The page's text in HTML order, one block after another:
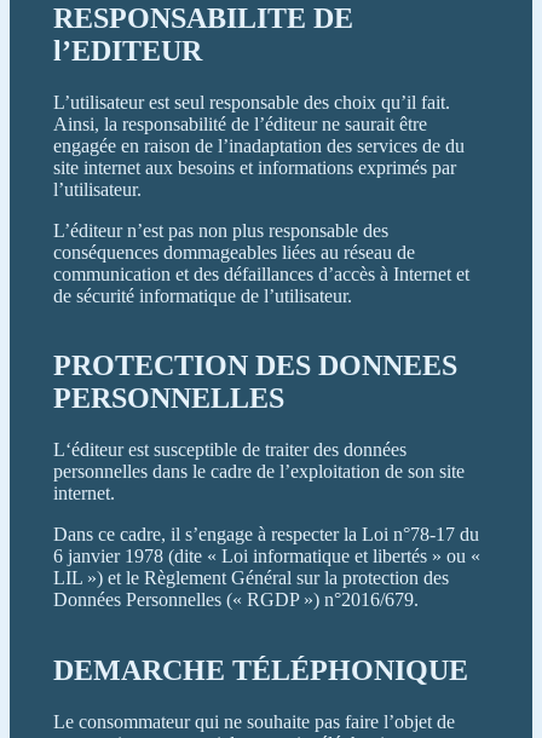
RESPONSABILITE DE
l’EDITEUR
L’utilisateur est seul responsable des choix qu’il fait.
Ainsi, la responsabilité de l’éditeur ne saurait être
engagée en raison de l’inadaptation des services de du
site internet aux besoins et informations exprimés par
l’utilisateur.
L’éditeur n’est pas non plus responsable des
conséquences dommageables liées au réseau de
communication et des défaillances d’accès à Internet et
de sécurité informatique de l’utilisateur.
PROTECTION DES DONNEES
PERSONNELLES
L‘éditeur est susceptible de traiter des données
personnelles dans le cadre de l’exploitation de son site
internet.
Dans ce cadre, il s’engage à respecter la Loi n°78-17 du
6 janvier 1978 (dite « Loi informatique et libertés » ou «
LIL ») et le Règlement Général sur la protection des
Données Personnelles (« RGDP ») n°2016/679.
DEMARCHE TÉLÉPHONIQUE
Le consommateur qui ne souhaite pas faire l’objet de